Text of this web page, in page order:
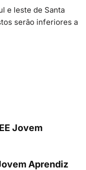
e leste de Santa
serão inferiores a
Jovem
Aprendiz